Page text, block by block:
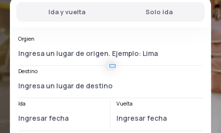
Ida y vuelta Solo ida
Orgien
Destino
Ida Vuelta